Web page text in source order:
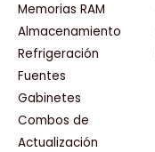
de
Memorias RAM
Almacenamiento
Refrigeración
Fuentes
Gabinetes
Combos de
Actualización
Adata
AeroCool
Antec
Arkham
Asrock
BenQ